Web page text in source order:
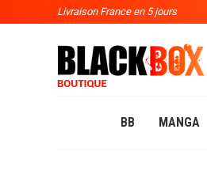
Livraison France en 5 jours
BB MANGA